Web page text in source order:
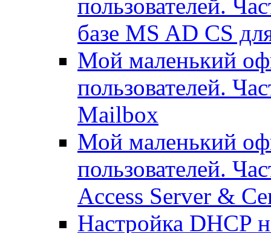
пользователей.
базе MS AD CS
Мой маленький
пользователей.
Mailbox
Мой маленький
пользователей.
Access Server &
Настройка DHCP